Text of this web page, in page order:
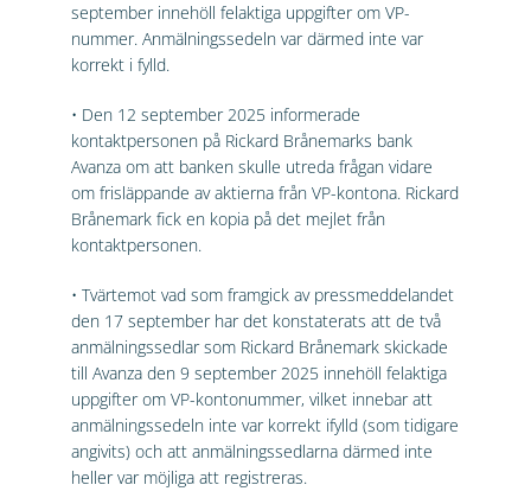
september innehöll felaktiga uppgifter om VP-
nummer. Anmälningssedeln var därmed inte var
korrekt i fylld.
• Den 12 september 2025 informerade
kontaktpersonen på Rickard Brånemarks bank
Avanza om att banken skulle utreda frågan vidare
om frisläppande av aktierna från VP-kontona. Rickard
Brånemark fick en kopia på det mejlet från
kontaktpersonen.
• Tvärtemot vad som framgick av pressmeddelandet
den 17 september har det konstaterats att de två
anmälningssedlar som Rickard Brånemark skickade
till Avanza den 9 september 2025 innehöll felaktiga
uppgifter om VP-kontonummer, vilket innebar att
anmälningssedeln inte var korrekt ifylld (som tidigare
angivits) och att anmälningssedlarna därmed inte
heller var möjliga att registreras.